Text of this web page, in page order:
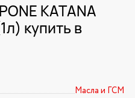
KATANA
купить в
Масла и ГСМ